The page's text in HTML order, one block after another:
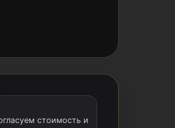
стоимость и